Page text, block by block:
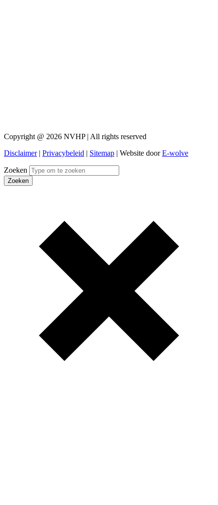
Copyright @ 2026 NVHP | All rights reserved
Disclaimer| Privacybeleid Sitemap | Website doorE-wolve
Zoeken
Zoeken